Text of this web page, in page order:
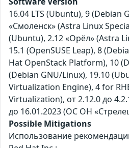
16.04 LTS (Ubuntu), 9 (Debian
«Смоленск» (Astra Linux
(Ubuntu), 2.12 «Орёл» (Astra
15.1 (OpenSUSE Leap), 8
Hat OpenStack Platform), 10
(Debian GNU/Linux), 19.10
Virtualization Engine), 4 for
Virtualization), от 2.12.0 до
до 16.01.2023 (ОС ОН
Possible Mitigations
Использование